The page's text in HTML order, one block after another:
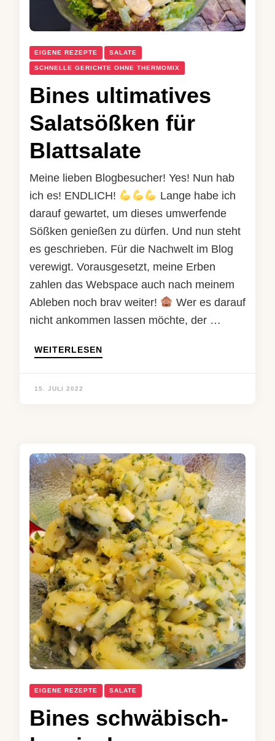
EIGENE REZEPTE SALATE
SCHNELLE GERICHTE OHNE THERMOMIX
Bines ultimatives
Salatsößken für
Blattsalate
Meine lieben Blogbesucher! Yes! Nun hab
ich es! ENDLICH!
Lange habe ich
darauf gewartet, um dieses umwerfende
Sößken genießen zu dürfen. Und nun steht
es geschrieben. Für die Nachwelt im Blog
verewigt. Vorausgesetzt, meine Erben
zahlen das Webspace auch nach meinem
Ableben noch brav weiter!
Wer es darauf
nicht ankommen lassen möchte, der …
WEITERLESEN
15. JULI 2022
EIGENE REZEPTE SALATE
Bines schwäbisch-